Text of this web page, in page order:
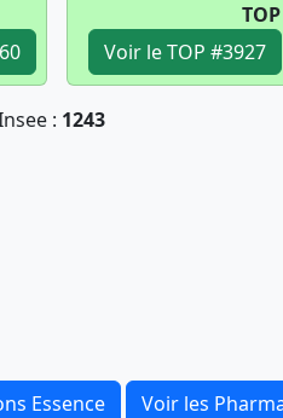
Voir le TOP #3927
: 1243
Essence Voir les